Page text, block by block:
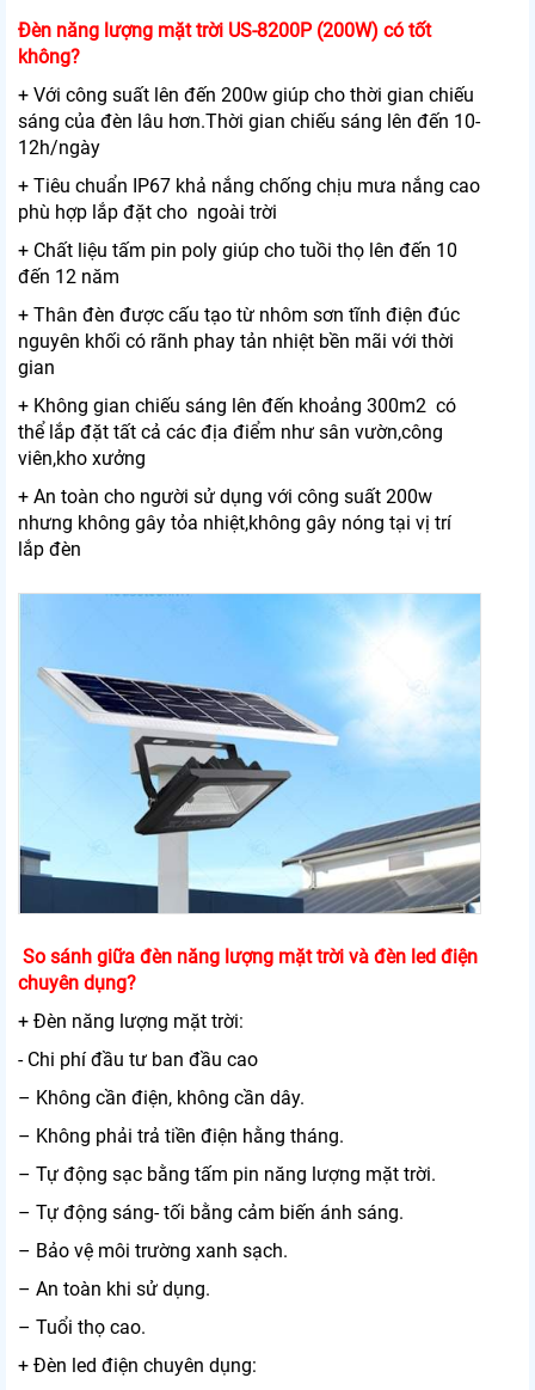
Đèn năng lượng mặt trời US-8200P (200W) có tốt
không?
+ Với công suất lên đến 200w giúp cho thời gian chiếu
sáng của đèn lâu hơn.Thời gian chiếu sáng lên đến 10-
12h/ngày
+ Tiêu chuẩn IP67 khả nắng chống chịu mưa nắng cao
phù hợp lắp đặt cho ngoài trời
+ Chất liệu tấm pin poly giúp cho tuồi thọ lên đến 10
đến 12 năm
+ Thân đèn được cấu tạo từ nhôm sơn tĩnh điện đúc
nguyên khối có rãnh phay tản nhiệt bền mãi với thời
gian
+ Không gian chiếu sáng lên đến khoảng 300m2 có
thể lắp đặt tất cả các địa điểm như sân vườn,công
viên,kho xưởng
+ An toàn cho người sử dụng với công suất 200w
nhưng không gây tỏa nhiệt,không gây nóng tại vị trí
lắp đèn
So sánh giữa đèn năng lượng mặt trời và đèn led điện
chuyên dụng?
+ Đèn năng lượng mặt trời:
- Chi phí đầu tư ban đầu cao
– Không cần điện, không cần dây.
– Không phải trả tiền điện hằng tháng.
– Tự động sạc bằng tấm pin năng lượng mặt trời.
– Tự động sáng- tối bằng cảm biến ánh sáng.
– Bảo vệ môi trường xanh sạch.
– An toàn khi sử dụng.
– Tuổi thọ cao.
+ Đèn led điện chuyên dụng: